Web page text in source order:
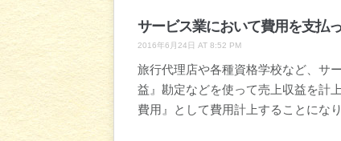
サービス業において費用を支払
2016年6月24日 AT 8:52 PM
旅行代理店や各種資格学校など、サ
益』勘定などを使って売上収益を計
費用』として費用計上することになり